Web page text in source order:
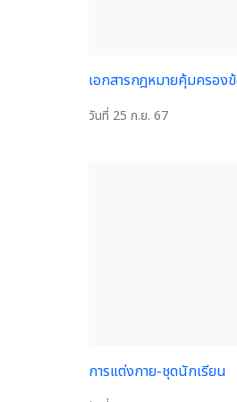
เอกสารกฎหมายคุ้มครอ
วันที่ 25 ก.ย. 67
การแต่งกาย-ชุดนักเรียน